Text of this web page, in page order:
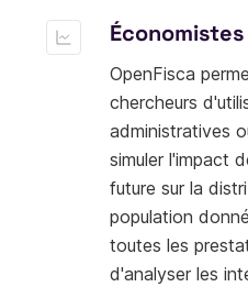
OpenFisca
chercheurs
administratives
simuler l'impact
future sur la
population
toutes les
d'analyser les